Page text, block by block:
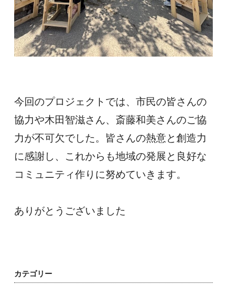
今回のプロジェクトでは、市民の皆さんの
協力や木田智滋さん、斎藤和美さんのご協
力が不可欠でした。皆さんの熱意と創造力
に感謝し、これからも地域の発展と良好な
コミュニティ作りに努めていきます。
ありがとうございました
カテゴリー